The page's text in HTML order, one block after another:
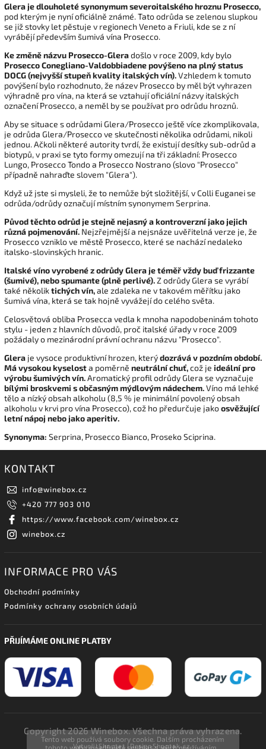
Tento web používá soubory cookie. Dalším procházením
tohoto webu vyjadřujete souhlas s jejich používáním..
Glera je dlouholeté synonymum severoitalského hroznu Prosecco,
pod kterým je nyní oficiálně známé. Tato odrůda se zelenou slupkou
se již stovky let pěstuje v regionech Veneto a Friuli, kde se z ní
vyrábějí především šumivá vína Prosecco.
Ke změně názvu Prosecco-Gleradošlo v roce 2009, kdy bylo
Prosecco Conegliano-Valdobbiadene povýšeno na plný status
DOCG (nejvyšší stupeň kvality italských vín).Vzhledem k tomuto
povýšení bylo rozhodnuto, že název Prosecco by měl být vyhrazen
výhradně pro vína, na která se vztahují oficiální názvy italských
označení Prosecco, a neměl by se používat pro odrůdu hroznů.
Aby se situace s odrůdami Glera/Prosecco ještě více zkomplikovala,
je odrůda Glera/Prosecco ve skutečnosti několika odrůdami, nikoli
jednou. Ačkoli některé autority tvrdí, že existují desítky sub-odrůd a
biotypů, v praxi se tyto formy omezují na tři základní: Prosecco
Lungo, Prosecco Tondo a Prosecco Nostrano (slovo "Prosecco"
případně nahraďte slovem "Glera").
Když už jste si mysleli, že to nemůže být složitější, v Colli Euganei se
odrůda/odrůdy označují místním synonymem Serprina.
Původ těchto odrůd je stejně nejasný a kontroverzní jako jejich
různá pojmenování. Nejzřejmější a nejsnáze uvěřitelná verze je, že
Prosecco vzniklo ve městě Prosecco, které se nachází nedaleko
italsko-slovinských hranic.
Italské víno vyrobené z odrůdy Glera je téměř vždy buď frizzante
(šumivé), nebo spumante (plně perlivé).Z odrůdy Glera se vyrábí
také několiktichých vín,ale zdaleka ne v takovém měřítku jako
šumivá vína, která se tak hojně vyvážejí do celého světa.
Celosvětová obliba Prosecca vedla k mnoha napodobeninám tohoto
stylu - jeden z hlavních důvodů, proč italské úřady v roce 2009
požádaly o mezinárodní právní ochranu názvu "Prosecco".
Glera je vysoce produktivní hrozen, kterýdozrává v pozdním období.
Má vysokou kyselosta poměrně neutrální chuť,což je ideální pro
výrobu šumivých vín.Aromatický profil odrůdy Glera se vyznačuje
bílými broskvemi s občasným mýdlovým nádechem.Víno má lehké
tělo a nízký obsah alkoholu (8,5 % je minimální povolený obsah
alkoholu v krvi pro vína Prosecco), což ho předurčuje jakoosvěžující
letní nápoj nebo jako aperitiv.
Synonyma: Serprina, Prosecco Bianco, Proseko Sciprina.
KONTAKT
info@winebox.cz
+420 777 903 010
https://www.facebook.com/winebox.cz
winebox.cz
INFORMACE PRO VÁS
Obchodní podmínky
Podmínky ochrany osobních údajů
PŘIJÍMÁME ONLINE PLATBY
Copyright 2026Winebox. Všechna práva vyhrazena.
VytvořilShoptet | DesignShoptak.cz.